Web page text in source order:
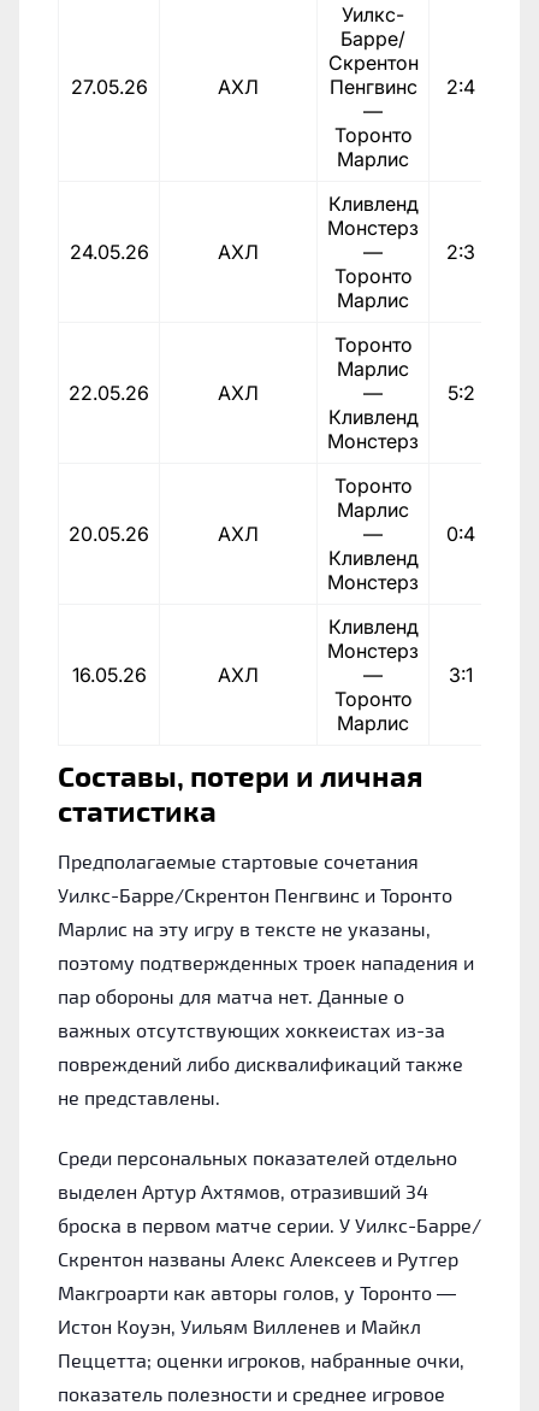
27.05.26 АХЛ
Уилкс-
Барре/
Скрентон
Пенгвинс
—
Торонто
Марлис
2:4
24.05.26 АХЛ
Кливленд
Монстерз
—
Торонто
Марлис
2:3
22.05.26 АХЛ
Торонто
Марлис
—
Кливленд
Монстерз
5:2
20.05.26 АХЛ
Торонто
Марлис
—
Кливленд
Монстерз
0:4
16.05.26 АХЛ
Кливленд
Монстерз
—
Торонто
Марлис
3:1
Составы, потери и личная
статистика
Предполагаемые стартовые сочетания
Уилкс-Барре/Скрентон Пенгвинс и Торонто
Марлис на эту игру в тексте не указаны,
поэтому подтвержденных троек нападения и
пар обороны для матча нет. Данные о
важных отсутствующих хоккеистах из-за
повреждений либо дисквалификаций также
не представлены.
Среди персональных показателей отдельно
выделен Артур Ахтямов, отразивший 34
броска в первом матче серии. У Уилкс-Барре/
Скрентон названы Алекс Алексеев и Рутгер
Макгроарти как авторы голов, у Торонто —
Истон Коуэн, Уильям Вилленев и Майкл
Пеццетта; оценки игроков, набранные очки,
показатель полезности и среднее игровое